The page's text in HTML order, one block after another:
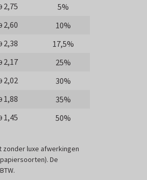
2,75
5%
2,60
10%
2,38
17,5%
2,17
25%
2,02
30%
1,88
35%
1,45 50%
zonder luxe afwerkingen
De